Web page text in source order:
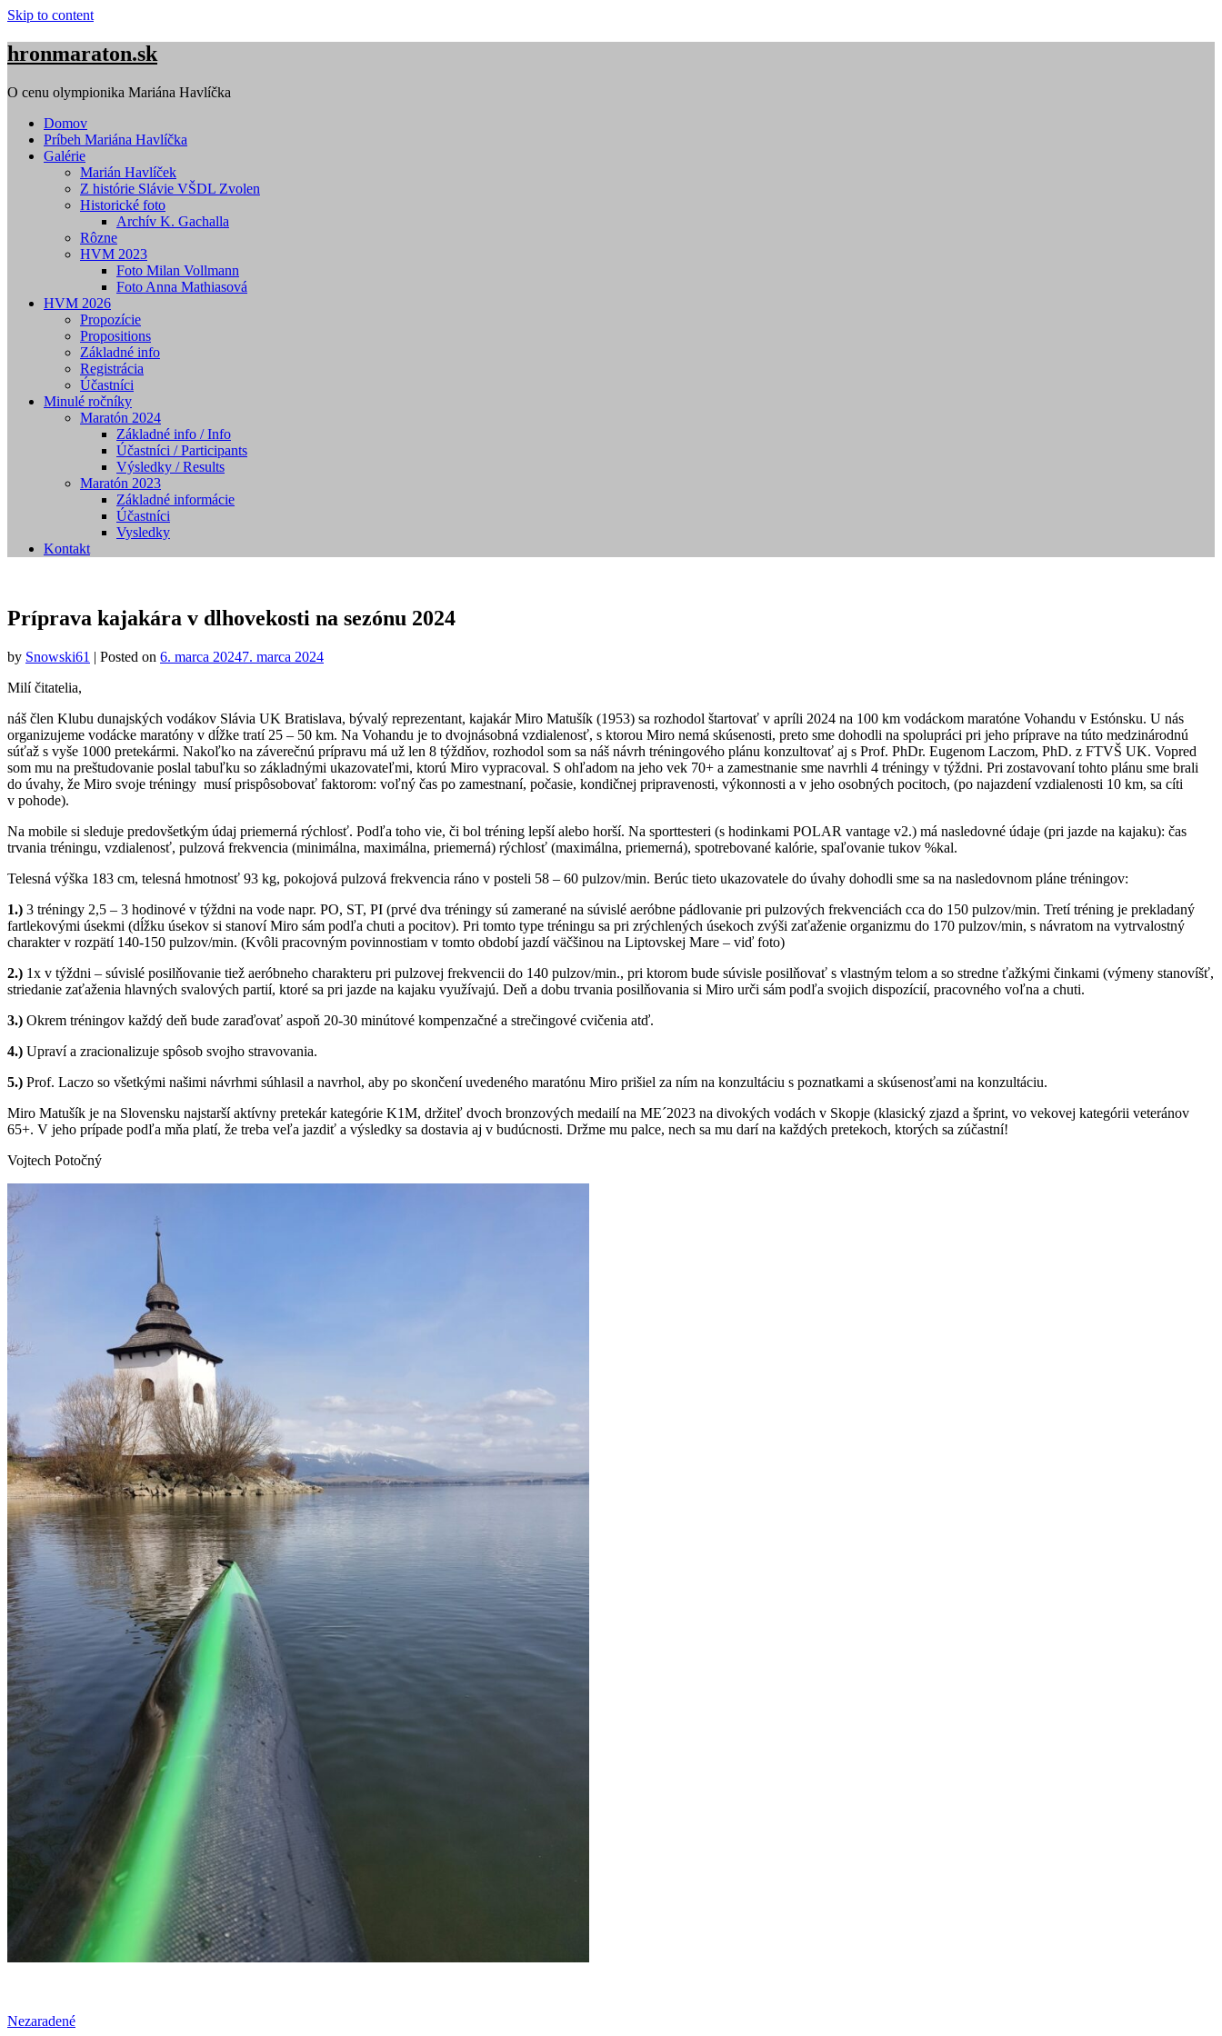
Skip to content
hronmaraton.sk
O cenu olympionika Mariána Havlíčka
Domov
Príbeh Mariána Havlíčka
Galérie
Marián Havlíček
Z histórie Slávie VŠDL Zvolen
Historické foto
Archív K. Gachalla
Rôzne
HVM 2023
Foto Milan Vollmann
Foto Anna Mathiasová
HVM 2026
Propozície
Propositions
Základné info
Registrácia
Účastníci
Minulé ročníky
Maratón 2024
Základné info / Info
Účastníci / Participants
Výsledky / Results
Maratón 2023
Základné informácie
Účastníci
Vysledky
Kontakt
Príprava kajakára v dlhovekosti na sezónu 2024
by Snowski61 | Posted on 6. marca 20247. marca 2024
Milí čitatelia,
náš člen Klubu dunajských vodákov Slávia UK Bratislava, bývalý reprezentant, kajakár Miro Matušík (1953) sa rozhodol štartovať v apríli 2024 na 100 km vodáckom maratóne Vohandu v Estónsku. U nás
organizujeme vodácke maratóny v dĺžke tratí 25 – 50 km. Na Vohandu je to dvojnásobná vzdialenosť, s ktorou Miro nemá skúsenosti, preto sme dohodli na spolupráci pri jeho príprave na túto medzinárodnú
súťaž s vyše 1000 pretekármi. Nakoľko na záverečnú prípravu má už len 8 týždňov, rozhodol som sa náš návrh tréningového plánu konzultovať aj s Prof. PhDr. Eugenom Laczom, PhD. z FTVŠ UK. Vopred
som mu na preštudovanie poslal tabuľku so základnými ukazovateľmi, ktorú Miro vypracoval. S ohľadom na jeho vek 70+ a zamestnanie sme navrhli 4 tréningy v týždni. Pri zostavovaní tohto plánu sme brali
do úvahy, že Miro svoje tréningy musí prispôsobovať faktorom: voľný čas po zamestnaní, počasie, kondičnej pripravenosti, výkonnosti a v jeho osobných pocitoch, (po najazdení vzdialenosti 10 km, sa cíti
v pohode).
Na mobile si sleduje predovšetkým údaj priemerná rýchlosť. Podľa toho vie, či bol tréning lepší alebo horší. Na sporttesteri (s hodinkami POLAR vantage v2.) má nasledovné údaje (pri jazde na kajaku): čas
trvania tréningu, vzdialenosť, pulzová frekvencia (minimálna, maximálna, priemerná) rýchlosť (maximálna, priemerná), spotrebované kalórie, spaľovanie tukov %kal.
Telesná výška 183 cm, telesná hmotnosť 93 kg, pokojová pulzová frekvencia ráno v posteli 58 – 60 pulzov/min. Berúc tieto ukazovatele do úvahy dohodli sme sa na nasledovnom pláne tréningov:
1.) 3 tréningy 2,5 – 3 hodinové v týždni na vode napr. PO, ST, PI (prvé dva tréningy sú zamerané na súvislé aeróbne pádlovanie pri pulzových frekvenciách cca do 150 pulzov/min. Tretí tréning je prekladaný
fartlekovými úsekmi (dĺžku úsekov si stanoví Miro sám podľa chuti a pocitov). Pri tomto type tréningu sa pri zrýchlených úsekoch zvýši zaťaženie organizmu do 170 pulzov/min, s návratom na vytrvalostný
charakter v rozpätí 140-150 pulzov/min. (Kvôli pracovným povinnostiam v tomto období jazdí väčšinou na Liptovskej Mare – viď foto)
2.) 1x v týždni – súvislé posilňovanie tiež aeróbneho charakteru pri pulzovej frekvencii do 140 pulzov/min., pri ktorom bude súvisle posilňovať s vlastným telom a so stredne ťažkými činkami (výmeny stanovíšť,
striedanie zaťaženia hlavných svalových partií, ktoré sa pri jazde na kajaku využívajú. Deň a dobu trvania posilňovania si Miro urči sám podľa svojich dispozícií, pracovného voľna a chuti.
3.) Okrem tréningov každý deň bude zaraďovať aspoň 20-30 minútové kompenzačné a strečingové cvičenia atď.
4.) Upraví a zracionalizuje spôsob svojho stravovania.
5.) Prof. Laczo so všetkými našimi návrhmi súhlasil a navrhol, aby po skončení uvedeného maratónu Miro prišiel za ním na konzultáciu s poznatkami a skúsenosťami na konzultáciu.
Miro Matušík je na Slovensku najstarší aktívny pretekár kategórie K1M, držiteľ dvoch bronzových medailí na ME´2023 na divokých vodách v Skopje (klasický zjazd a šprint, vo vekovej kategórii veteránov
65+. V jeho prípade podľa mňa platí, že treba veľa jazdiť a výsledky sa dostavia aj v budúcnosti. Držme mu palce, nech sa mu darí na každých pretekoch, ktorých sa zúčastní!
Vojtech Potočný
Nezaradené